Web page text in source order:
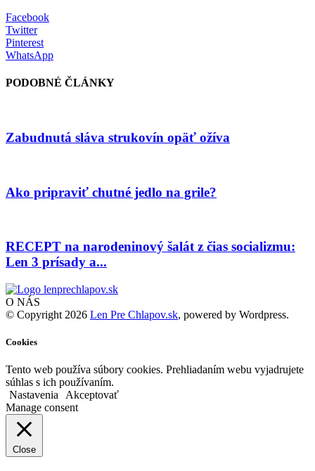
Facebook
Twitter
Pinterest
WhatsApp
PODOBNÉ ČLÁNKY
Zabudnutá sláva strukovín opäť ožíva
Ako pripraviť chutné jedlo na grile?
RECEPT na narodeninový šalát z čias socializmu:
Len 3 prísady a...
O NÁS
© Copyright 2026 Len Pre Chlapov.sk, powered by Wordpress.
Cookies
Tento web používa súbory cookies. Prehliadaním webu vyjadrujete
súhlas s ich používaním.
Nastavenia
Akceptovať
Manage consent
Close